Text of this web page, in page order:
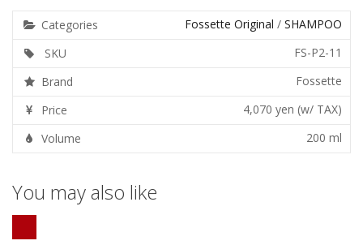
Categories Fossette Original / SHAMPOO
SKU
FS-P2-11
Brand
Fossette
Price
4,070 yen (w/ TAX)
Volume
200 ml
You may also like